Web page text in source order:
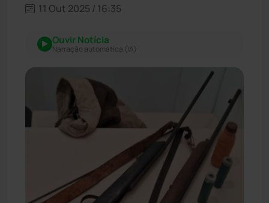
11 Out 2025 / 16:35
Ouvir Notícia
Narração automática (IA)